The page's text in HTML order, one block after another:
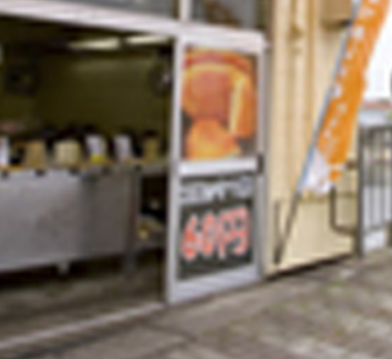
Twitter
Facebook
Line
Copy URL